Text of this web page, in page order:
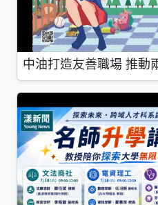
中油打造友善職場 推動